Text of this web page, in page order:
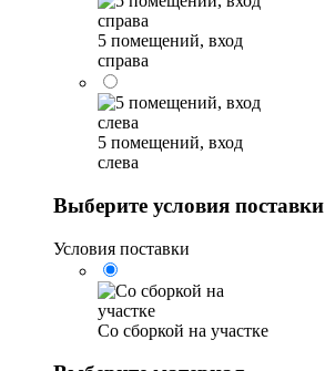
5 помещений, вход
справа
5 помещений, вход
слева
Выберите условия поставки
Условия поставки
Со сборкой на участке